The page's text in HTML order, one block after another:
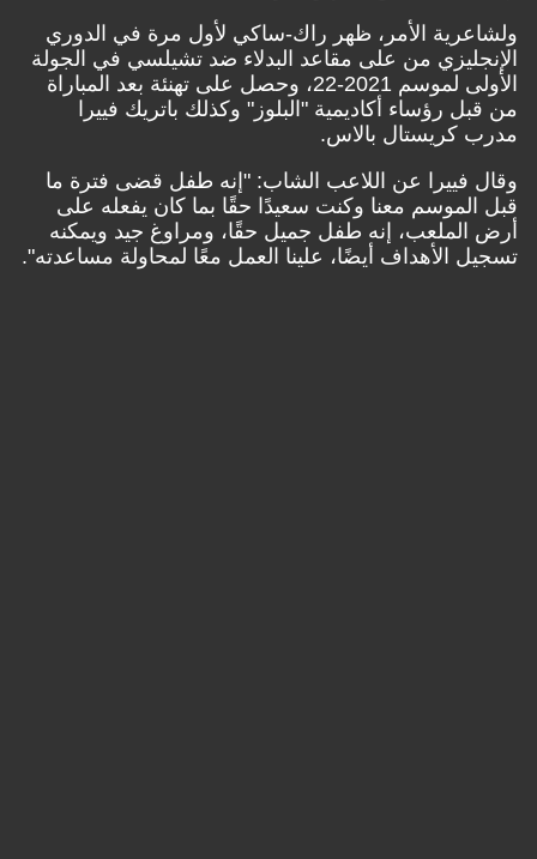
الأمر، ظهر راك-ساكي لأول مرة في الدوري
من على مقاعد البدلاء ضد تشيلسي في الجولة
الأولى لموسم 2021-22، وحصل على تهنئة بعد المباراة
رؤساء أكاديمية "البلوز" وكذلك باتريك فييرا
بالاس.
عن اللاعب الشاب: "إنه طفل قضى فترة ما
معنا وكنت سعيدًا حقًا بما كان يفعله على
إنه طفل جميل حقًا، ومراوغ جيد ويمكنه
الأهداف أيضًا، علينا العمل معًا لمحاولة مساعدته".